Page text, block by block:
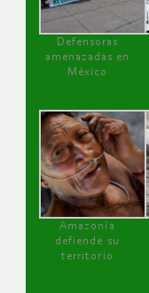
Defensoras
amenazadas en
México
Amazonía
defiende su
territorio